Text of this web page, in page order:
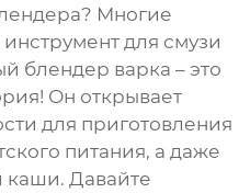
Многие
инструмент для смузи
блендер варка – это
Он открывает
для приготовления
питания, а даже
Давайте